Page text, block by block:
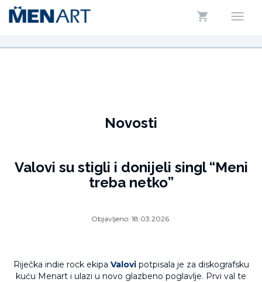
Novosti
Valovi su stigli i donijeli singl “Meni
treba netko”
Objavljeno: 18.03.2026.
Riječka indie rock ekipa Valovipotpisala je za diskografsku
kuću Menart i ulazi u novo glazbeno poglavlje. Prvi val te